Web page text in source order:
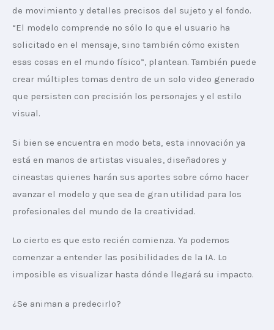
de movimiento y detalles precisos del sujeto y el fondo.
“El modelo comprende no sólo lo que el usuario ha
solicitado en el mensaje, sino también cómo existen
esas cosas en el mundo físico”, plantean. También puede
crear múltiples tomas dentro de un solo video generado
que persisten con precisión los personajes y el estilo
visual.
Si bien se encuentra en modo beta, esta innovación ya
está en manos de artistas visuales, diseñadores y
cineastas quienes harán sus aportes sobre cómo hacer
avanzar el modelo y que sea de gran utilidad para los
profesionales del mundo de la creatividad.
Lo cierto es que esto recién comienza. Ya podemos
comenzar a entender las posibilidades de la IA. Lo
imposible es visualizar hasta dónde llegará su impacto.
¿Se animan a predecirlo?